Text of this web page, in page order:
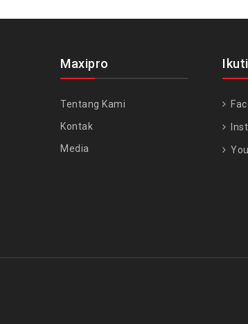
Maxipro
Tentang Kami
Kontak
Media